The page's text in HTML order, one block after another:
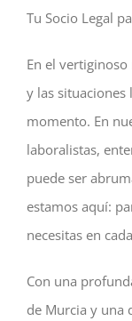
Tu Socio Legal
En el
y las situaciones
momento. En
laboralistas,
puede ser
estamos aquí:
necesitas en
Con una
de Murcia y una